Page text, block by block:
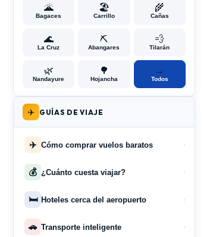
🌋
Bagaces
🏖️
Carrillo
🌾
Cañas
🌊
La Cruz
⛏️
Abangares
💨
Tilarán
🌿
Nandayure
🌳
Hojancha
→
Todos
✈️ GUÍAS DE VIAJE
✈️ Cómo comprar vuelos baratos ›
💰 ¿Cuánto cuesta viajar? ›
🛏️ Hoteles cerca del aeropuerto ›
🚗 Transporte inteligente ›